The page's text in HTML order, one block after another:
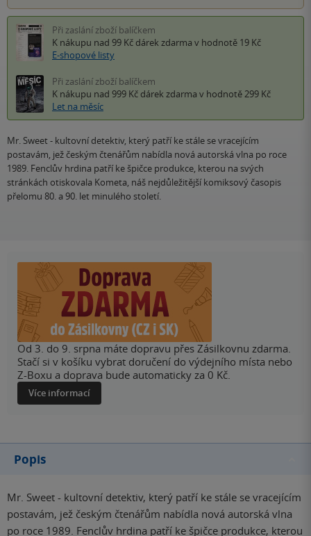
Při zaslání zboží balíčkem
K nákupu nad 99 Kč dárek zdarma v hodnotě 19 Kč
E-shopové listy
Při zaslání zboží balíčkem
K nákupu nad 999 Kč dárek zdarma v hodnotě 299 Kč
Let na měsíc
Mr. Sweet - kultovní detektiv, který patří ke stále se vracejícím
postavám, jež českým čtenářům nabídla nová autorská vlna po roce
1989. Fenclův hrdina patří ke špičce produkce, kterou na svých
stránkách otiskovala Kometa, náš nejdůležitější komiksový časopis
přelomu 80. a 90. let minulého století.
Od 3. do 9. srpna máte dopravu přes Zásilkovnu zdarma.
Stačí si v košíku vybrat doručení do výdejního místa nebo
Z-Boxu a doprava bude automaticky za 0 Kč.
Více informací
Popis
Mr. Sweet - kultovní detektiv, který patří ke stále se vracejícím
postavám, jež českým čtenářům nabídla nová autorská vlna
po roce 1989. Fenclův hrdina patří ke špičce produkce, kterou